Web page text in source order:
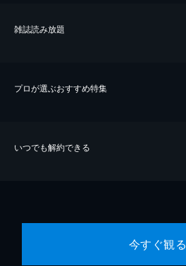
雑誌読み放題
プロが選ぶおすすめ特集
いつでも解約できる
今すぐ観る